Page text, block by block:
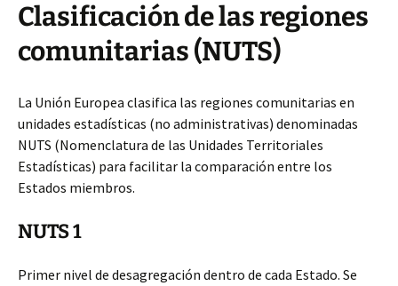
Clasificación de las regiones
comunitarias (NUTS)
La Unión Europea clasifica las regiones comunitarias en
unidades estadísticas (no administrativas) denominadas
NUTS (Nomenclatura de las Unidades Territoriales
Estadísticas) para facilitar la comparación entre los
Estados miembros.
NUTS 1
Primer nivel de desagregación dentro de cada Estado. Se